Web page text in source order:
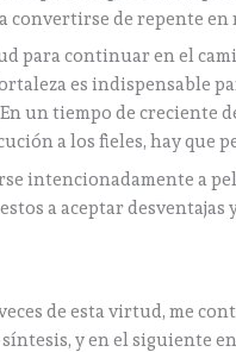
convertirse de repente en
para continuar en el
es indispensable
un tiempo de creciente
a los fieles, hay que
intencionadamente a
a aceptar
de esta virtud, me
y en el siguiente